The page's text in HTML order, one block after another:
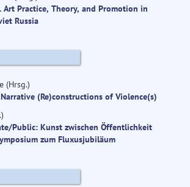
Art Practice, Theory, and Promotion in
Russia
(Hrsg.)
(Re)constructions of Violence(s)
Public: Kunst zwischen Öffentlichkeit
zum Fluxusjubiläum